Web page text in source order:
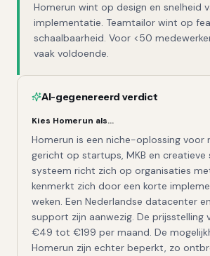
Homerun wint op design en snelheid
implementatie. Teamtailor wint op
schaalbaarheid. Voor <50
vaak voldoende.
AI-gegenereerd verdict
Kies Homerun als…
Homerun is een niche-oplossing voor
gericht op startups, MKB en creatieve
systeem richt zich op organisaties
kenmerkt zich door een korte
weken. Een Nederlandse datacenter
support zijn aanwezig. De prijsstelling
€49 tot €199 per maand. De
Homerun zijn echter beperkt, zo